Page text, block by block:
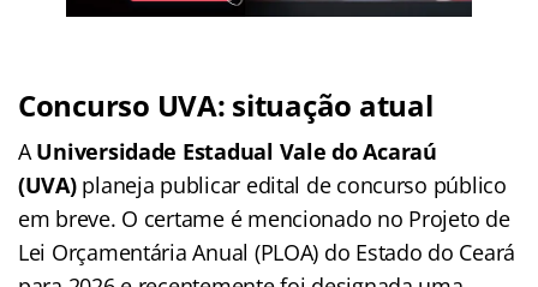
Concurso UVA: situação atual
AUniversidade Estadual Vale do Acaraú
(UVA) planeja publicar edital de concurso público
em breve. O certame é mencionado no Projeto de
Lei Orçamentária Anual (PLOA) do Estado do Ceará